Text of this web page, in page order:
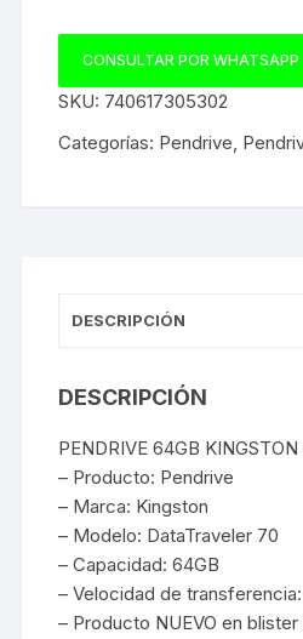
CONSULTAR POR WHATSAPP
SKU: 740617305302
Categorías: Pendrive
DESCRIPCIÓN
DESCRIPCIÓN
PENDRIVE 64GB
– Producto: Pendrive
– Marca: Kingston
– Modelo: DataTraveler 70
– Capacidad: 64GB
– Velocidad de
– Producto NUEVO en blister